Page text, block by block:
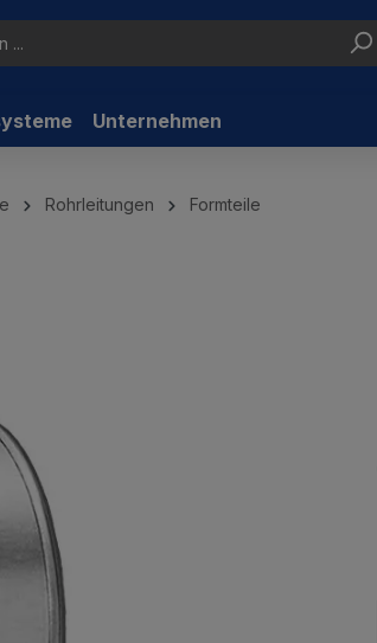
Unternehmen
Rohrleitungen Formteile